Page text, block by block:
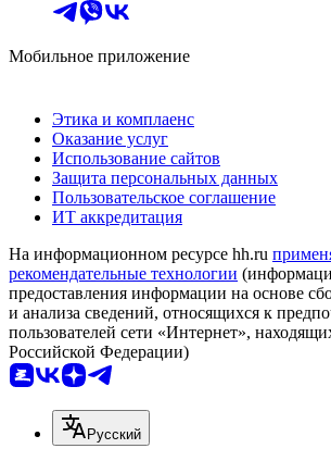
Мобильное приложение
Этика и комплаенс
Оказание услуг
Использование сайтов
Защита персональных данных
Пользовательское соглашение
ИТ аккредитация
На информационном ресурсе hh.ru
рекомендательные технологии
предоставления информации на основе
и анализа сведений, относящихся к
пользователей сети «Интернет»,
Российской Федерации)
Русский